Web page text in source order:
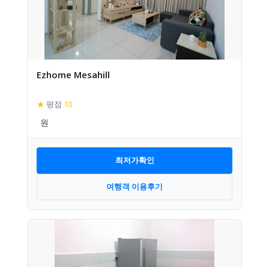
Ezhome Mesahill
★ 평점 10
최저가확인
여행객 이용후기